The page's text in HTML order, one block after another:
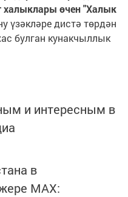
халыклары өчен "Халык
үзәкләре дистә төрдән
булган кунакчыллык
и интересным в
в
MАХ: